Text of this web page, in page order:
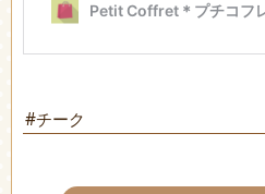
#チーク